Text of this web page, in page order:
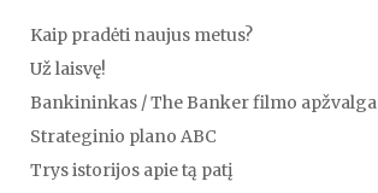
Kaip pradėti naujus metus?
Už laisvę!
Bankininkas / The Banker filmo apžvalga
Strateginio plano ABC
Trys istorijos apie tą patį